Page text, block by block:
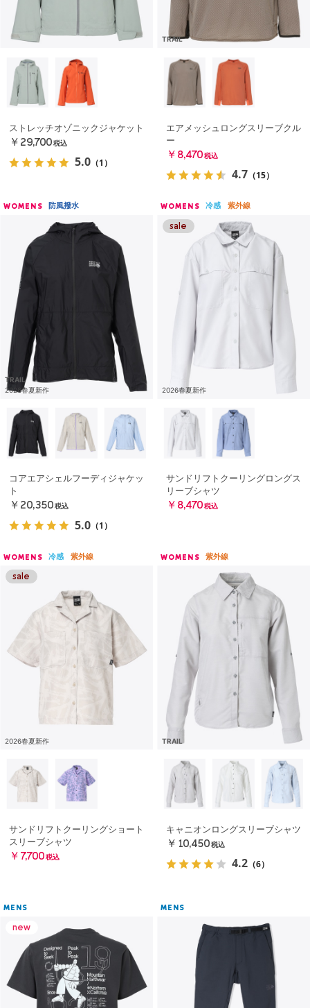
ストレッチオゾニックジャケット
￥29,700 税込
5.0 （1）
TRAIL
エアメッシュロングスリーブクル
ー
￥8,470 税込
4.7 （15）
WOMENS 防風撥水
TRAIL
2026春夏新作
コアエアシェルフーディジャケッ
ト
￥20,350 税込
5.0 （1）
WOMENS 冷感 紫外線
2026春夏新作
サンドリフトクーリングロングス
リーブシャツ
￥8,470 税込
WOMENS 冷感 紫外線
2026春夏新作
サンドリフトクーリングショート
スリーブシャツ
￥7,700 税込
WOMENS 紫外線
TRAIL
キャニオンロングスリーブシャツ
￥10,450 税込
4.2 （6）
MENS MENS